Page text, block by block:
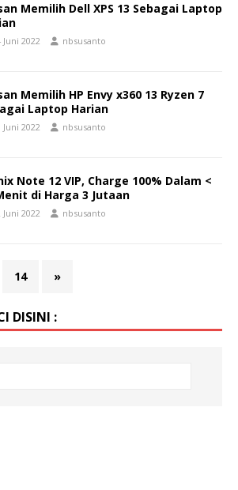
Memilih Dell XPS 13 Sebagai Laptop
Juni 2022 nbsusanto
Memilih HP Envy x360 13 Ryzen 7
Laptop Harian
Juni 2022 nbsusanto
Note 12 VIP, Charge 100% Dalam <
di Harga 3 Jutaan
Juni 2022 nbsusanto
14 »
DISINI :